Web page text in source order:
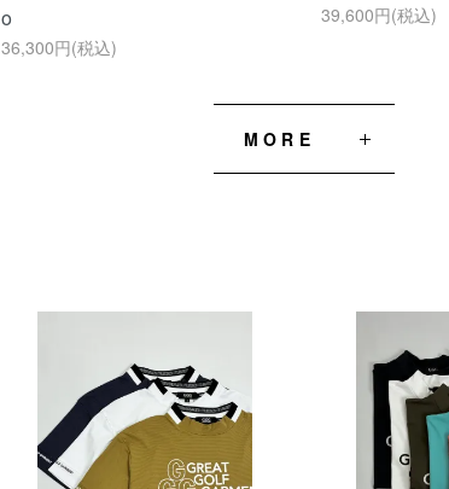
o
36,300円(税込)
39,600円(税込)
MORE